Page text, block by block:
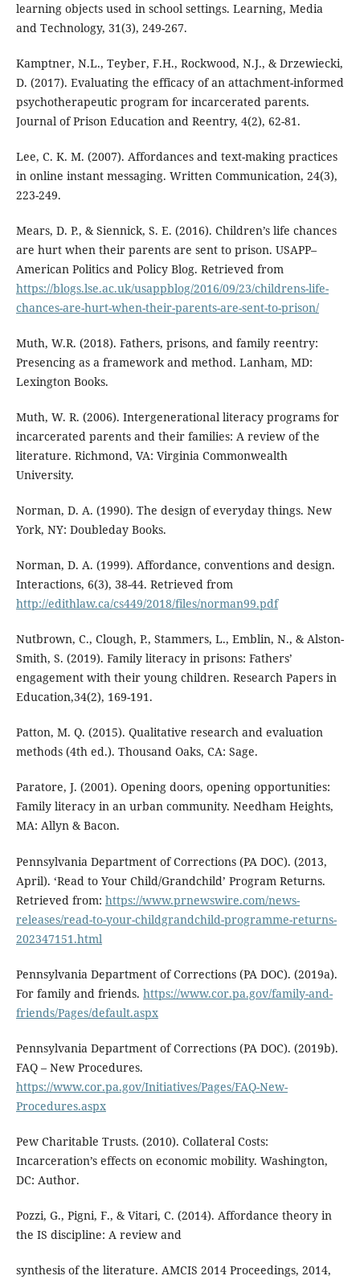
learning objects used in school settings. Learning, Media
and Technology, 31(3), 249-267.
Kamptner, N.L., Teyber, F.H., Rockwood, N.J., & Drzewiecki,
D. (2017). Evaluating the efficacy of an attachment-informed
psychotherapeutic program for incarcerated parents.
Journal of Prison Education and Reentry, 4(2), 62-81.
Lee, C. K. M. (2007). Affordances and text-making practices
in online instant messaging. Written Communication, 24(3),
223-249.
Mears, D. P., & Siennick, S. E. (2016). Children’s life chances
are hurt when their parents are sent to prison. USAPP–
American Politics and Policy Blog. Retrieved from
https://blogs.lse.ac.uk/usappblog/2016/09/23/childrens-life-
chances-are-hurt-when-their-parents-are-sent-to-prison/
Muth, W.R. (2018). Fathers, prisons, and family reentry:
Presencing as a framework and method. Lanham, MD:
Lexington Books.
Muth, W. R. (2006). Intergenerational literacy programs for
incarcerated parents and their families: A review of the
literature. Richmond, VA: Virginia Commonwealth
University.
Norman, D. A. (1990). The design of everyday things. New
York, NY: Doubleday Books.
Norman, D. A. (1999). Affordance, conventions and design.
Interactions, 6(3), 38-44. Retrieved from
http://edithlaw.ca/cs449/2018/files/norman99.pdf
Nutbrown, C., Clough, P., Stammers, L., Emblin, N., & Alston-
Smith, S. (2019). Family literacy in prisons: Fathers’
engagement with their young children. Research Papers in
Education,34(2), 169-191.
Patton, M. Q. (2015). Qualitative research and evaluation
methods (4th ed.). Thousand Oaks, CA: Sage.
Paratore, J. (2001). Opening doors, opening opportunities:
Family literacy in an urban community. Needham Heights,
MA: Allyn & Bacon.
Pennsylvania Department of Corrections (PA DOC). (2013,
April). ‘Read to Your Child/Grandchild’ Program Returns.
Retrieved from: https://www.prnewswire.com/news-
releases/read-to-your-childgrandchild-programme-returns-
202347151.html
Pennsylvania Department of Corrections (PA DOC). (2019a).
For family and friends. https://www.cor.pa.gov/family-and-
friends/Pages/default.aspx
Pennsylvania Department of Corrections (PA DOC). (2019b).
FAQ – New Procedures.
https://www.cor.pa.gov/Initiatives/Pages/FAQ-New-
Procedures.aspx
Pew Charitable Trusts. (2010). Collateral Costs:
Incarceration’s effects on economic mobility. Washington,
DC: Author.
Pozzi, G., Pigni, F., & Vitari, C. (2014). Affordance theory in
the IS discipline: A review and
synthesis of the literature. AMCIS 2014 Proceedings, 2014,